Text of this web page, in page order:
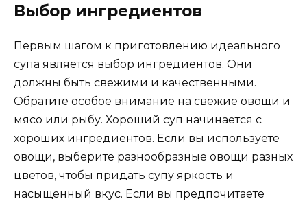
Выбор ингредиентов
Первым шагом к приготовлению идеального
супа является выбор ингредиентов. Они
должны быть свежими и качественными.
Обратите особое внимание на свежие овощи и
мясо или рыбу. Хороший суп начинается с
хороших ингредиентов. Если вы используете
овощи, выберите разнообразные овощи разных
цветов, чтобы придать супу яркость и
насыщенный вкус. Если вы предпочитаете